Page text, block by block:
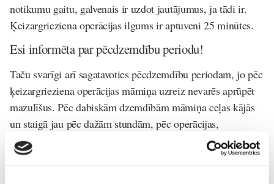
notikumu gaitu, galvenais ir uzdot jautājumus, ja tādi ir.
Ķeizargrieziena operācijas ilgums ir aptuveni 25 minūtes.
Esi informēta par pēcdzemdību periodu!
Taču svarīgi arī sagatavoties pēcdzemdību periodam, jo pēc
ķeizargrieziena operācijas māmiņa uzreiz nevarēs aprūpēt
mazulīšus. Pēc dabiskām dzemdībām māmiņa ceļas kājās
un staigā jau pēc dažām stundām, pēc operācijas,
iespējams, būs nepieciešamas pat 24 stundas laika, lai
māmiņa varētu sākt pilnvērtīgi kustēties. Tomēr celties kājā